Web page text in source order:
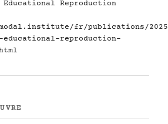
Reproduction
fr/publications/2025/
educational-reproduction-